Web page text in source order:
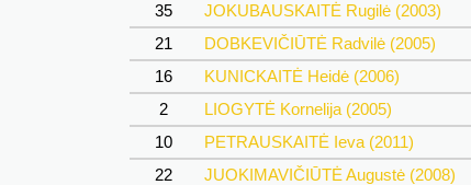
35
JOKUBAUSKAITĖ Rugilė (2003)
21
DOBKEVIČIŪTĖ Radvilė (2005)
16
KUNICKAITĖ Heidė (2006)
2
LIOGYTĖ Kornelija (2005)
10
PETRAUSKAITĖ Ieva (2011)
22
JUOKIMAVIČIŪTĖ Augustė (2008)